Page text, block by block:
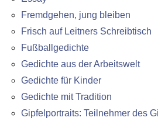
Fremdgehen, jung bleiben
Frisch auf Leitners Schreibtisch
Fußballgedichte
Gedichte aus der Arbeitswelt
Gedichte für Kinder
Gedichte mit Tradition
Gipfelportraits: Teilnehmer des